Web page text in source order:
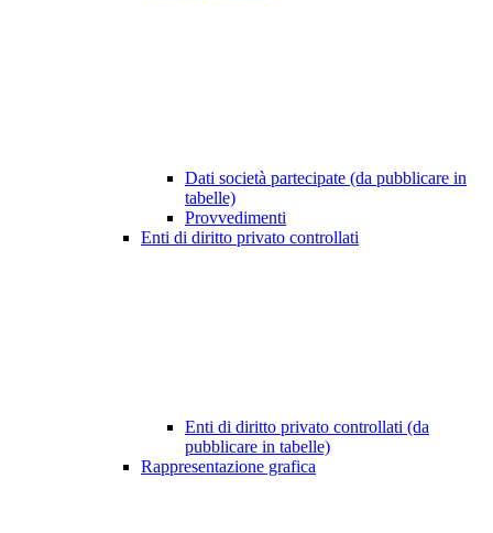
Dati società partecipate (da pubblicare in
tabelle)
Provvedimenti
Enti di diritto privato controllati
Enti di diritto privato controllati (da
pubblicare in tabelle)
Rappresentazione grafica